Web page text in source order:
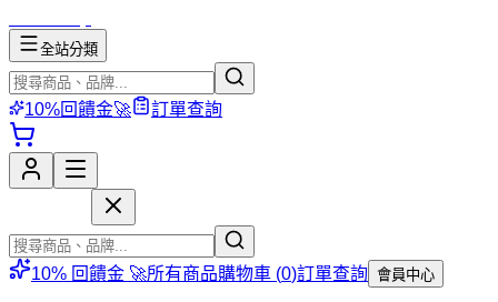
全站分類
10%回饋金🚀 訂單查詢
10% 回饋金 🚀所有商品購物車 (0)訂單查詢 會員中心